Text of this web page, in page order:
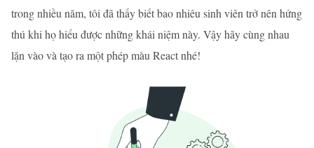
trong nhiều năm, tôi đã thấy biết bao nhiêu sinh viên trở nên hứng
thú khi họ hiểu được những khái niệm này. Vậy hãy cùng nhau
lặn vào và tạo ra một phép màu React nhé!